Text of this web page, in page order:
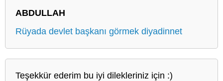
ABDULLAH
Rüyada devlet başkanı görmek diyadinnet
Teşekkür ederim bu iyi dilekleriniz için :)